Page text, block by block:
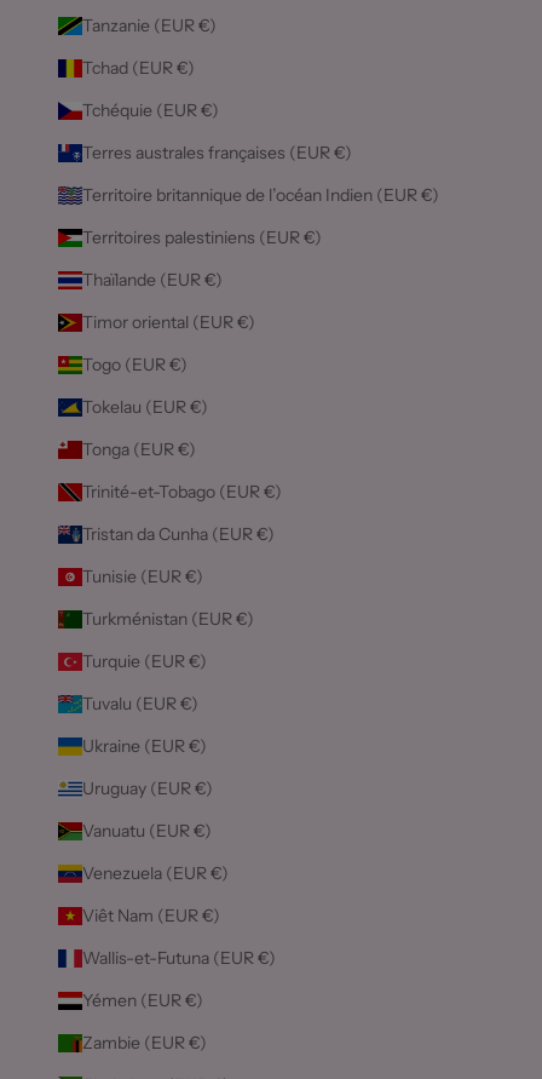
Tanzanie (EUR €)
Tchad (EUR €)
Tchéquie (EUR €)
Terres australes françaises (EUR €)
Territoire britannique de l’océan Indien (EUR €)
Territoires palestiniens (EUR €)
Thaïlande (EUR €)
Timor oriental (EUR €)
Togo (EUR €)
Tokelau (EUR €)
Tonga (EUR €)
Trinité-et-Tobago (EUR €)
Tristan da Cunha (EUR €)
Tunisie (EUR €)
Turkménistan (EUR €)
Turquie (EUR €)
Tuvalu (EUR €)
Ukraine (EUR €)
Uruguay (EUR €)
Vanuatu (EUR €)
Venezuela (EUR €)
Viêt Nam (EUR €)
Wallis-et-Futuna (EUR €)
Yémen (EUR €)
Zambie (EUR €)